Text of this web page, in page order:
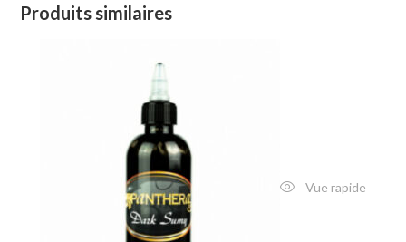
Produits similaires
Vue rapide